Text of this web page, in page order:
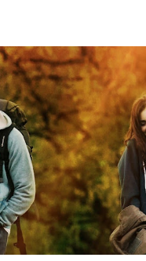
e a fotografia são
pelo computador e ainda
Sinopse: Adaptação de
sua vez foi inspirado em
A história se passa em
do século XIX. Jean
pão para alimentar a
por isso. Solto tempos
sua vida e se redimir. Ao